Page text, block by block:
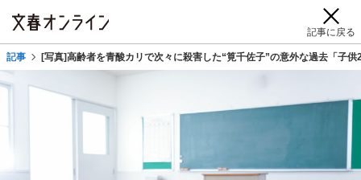
記事に戻る
記事 [写真]高齢者を青酸カリで次々に殺害した“筧千佐子”の意外な過去「子